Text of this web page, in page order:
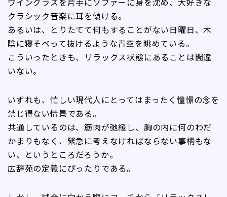
クラシック音楽に耳を傾ける。
あるいは、とりたてて何もすることがない日曜日、木
陰に寝そべって抜けるような青空を眺めている。
こういったときも、リラックス状態にあることは間違
いない。
いずれも、忙しい現代人にとってはまったく憧憬の念を
禁じ得ない情景である。
共通しているのは、筋肉が弛緩し、胸の内に何のわだ
かまりもなく、緊急に考えなければならない事柄もな
い、というところだろうか。
広辞苑の定義にぴったりである。